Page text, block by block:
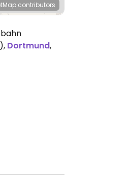
contributors
, Dortmund,